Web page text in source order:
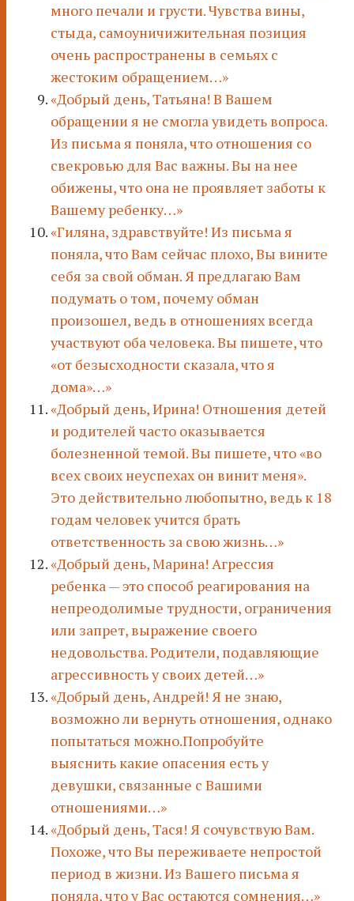
много печали и грусти. Чувства вины,
стыда, самоуничижительная позиция
очень распространены в семьях с
жестоким обращением…»
«Добрый день, Татьяна! В Вашем
обращении я не смогла увидеть вопроса.
Из письма я поняла, что отношения со
свекровью для Вас важны. Вы на нее
обижены, что она не проявляет заботы к
Вашему ребенку…»
«Гиляна, здравствуйте! Из письма я
поняла, что Вам сейчас плохо, Вы вините
себя за свой обман. Я предлагаю Вам
подумать о том, почему обман
произошел, ведь в отношениях всегда
участвуют оба человека. Вы пишете, что
«от безысходности сказала, что я
дома»…»
«Добрый день, Ирина! Отношения детей
и родителей часто оказывается
болезненной темой. Вы пишете, что «во
всех своих неуспехах он винит меня».
Это действительно любопытно, ведь к 18
годам человек учится брать
ответственность за свою жизнь…»
«Добрый день, Марина! Агрессия
ребенка — это способ реагирования на
непреодолимые трудности, ограничения
или запрет, выражение своего
недовольства. Родители, подавляющие
агрессивность у своих детей…»
«Добрый день, Андрей! Я не знаю,
возможно ли вернуть отношения, однако
попытаться можно.Попробуйте
выяснить какие опасения есть у
девушки, связанные с Вашими
отношениями…»
«Добрый день, Тася! Я сочувствую Вам.
Похоже, что Вы переживаете непростой
период в жизни. Из Вашего письма я
поняла, что у Вас остаются сомнения…»